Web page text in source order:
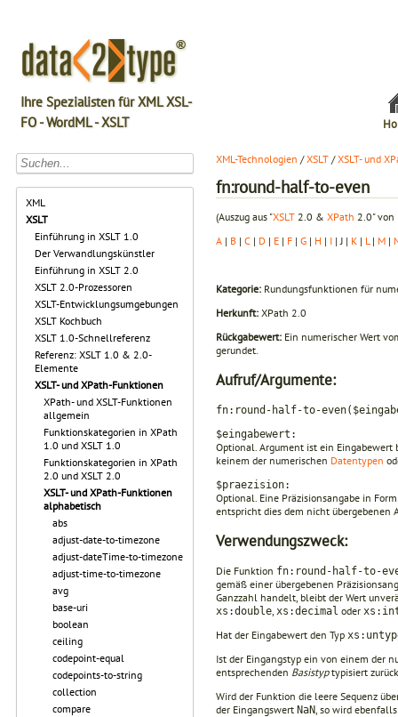
Ihre Spezialisten für XML XSL-
FO - WordML - XSLT
XML
XSLT
Einführung in XSLT 1.0
Der Verwandlungskünstler
Einführung in XSLT 2.0
XSLT 2.0-Prozessoren
XSLT-Entwicklungsumgebungen
XSLT Kochbuch
XSLT 1.0-Schnellreferenz
Referenz: XSLT 1.0 & 2.0-
Elemente
XSLT- und XPath-Funktionen
XPath- und XSLT-Funktionen
allgemein
Funktionskategorien in XPath
1.0 und XSLT 1.0
Funktionskategorien in XPath
2.0 und XSLT 2.0
XSLT- und XPath-Funktionen
alphabetisch
abs
adjust-date-to-timezone
adjust-dateTime-to-timezone
adjust-time-to-timezone
avg
base-uri
boolean
ceiling
codepoint-equal
codepoints-to-string
collection
compare
XML-Technologien /XSLT /XSLT- und
fn:round-half-to-even
(Auszug aus "XSLT 2.0 & XPath 2.0" von
A | B | C | D | E | F | G | H | I | J | K | L | M |
Kategorie: Rundungsfunktionen für
Herkunft: XPath 2.0
Rückgabewert: Ein numerischer Wert
gerundet.
Aufruf/Argumente:
fn:round-half-to-
$eingabewert:
Optional. Argument ist ein Eingabewert
keinem der numerischen Datentypen
$praezision:
Optional. Eine Präzisionsangabe in
entspricht dies dem nicht übergebenen
Verwendungszweck:
Die Funktion fn:round-half-to-
gemäß einer übergebenen
Ganzzahl handelt, bleibt der Wert
xs:double xs:decimal oder
Hat der Eingabewert den Typ
Ist der Eingangstyp ein von einem der
entsprechenden Basistyptypisiert
Wird der Funktion die leere Sequenz
der Ein­gangswert NaN , so wird